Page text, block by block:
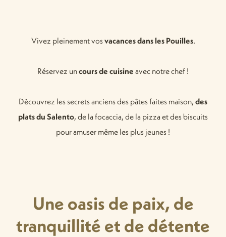
Vivez pleinement vosvacances dans les Pouilles.
Réservez uncours de cuisine avec notre chef !
Découvrez les secrets anciens des pâtes faites maison, des
plats du Salento, de la focaccia, de la pizza et des biscuits
pour amuser même les plus jeunes !
Une oasis de paix, de
tranquillité et de détente